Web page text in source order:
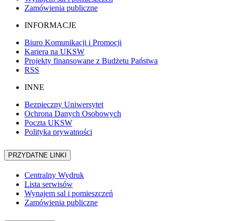
Zamówienia publiczne
INFORMACJE
Biuro Komunikacji i Promocji
Kariera na UKSW
Projekty finansowane z Budżetu Państwa
RSS
INNE
Bezpieczny Uniwersytet
Ochrona Danych Osobowych
Poczta UKSW
Polityka prywatności
PRZYDATNE LINKI
Centralny Wydruk
Lista serwisów
Wynajem sal i pomieszczeń
Zamówienia publiczne